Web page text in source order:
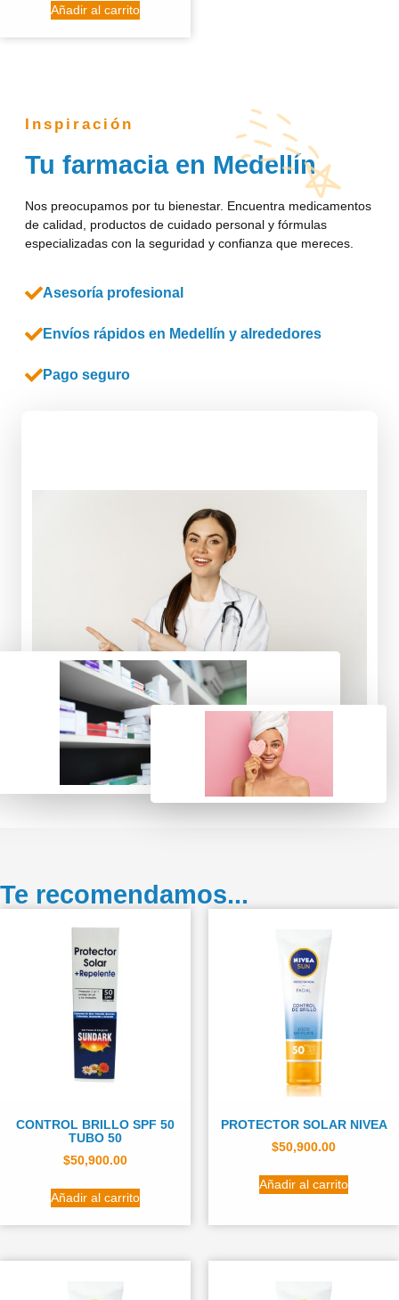
Añadir al carrito
Inspiración
Tu farmacia en Medellín
Nos preocupamos por tu bienestar. Encuentra medicamentos
de calidad, productos de cuidado personal y fórmulas
especializadas con la seguridad y confianza que mereces.
Asesoría profesional
Envíos rápidos en Medellín y alrededores
Pago seguro
Te recomendamos...
CONTROL BRILLO SPF 50
TUBO 50
$50,900.00
Añadir al carrito
PROTECTOR SOLAR NIVEA
$50,900.00
Añadir al carrito